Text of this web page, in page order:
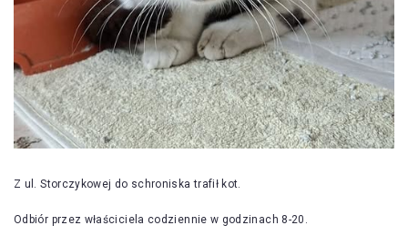
Z ul. Storczykowej do schroniska trafił kot.
Odbiór przez właściciela codziennie w godzinach 8-20.